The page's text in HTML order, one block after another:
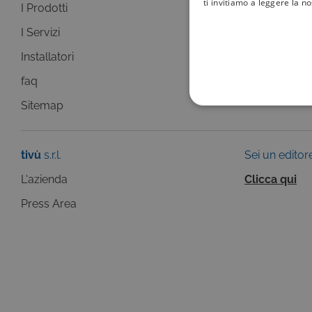
I Prodotti
I Servizi
Installatori
faq
Sitemap
La Guida +
tivù s.r.l.
L'azienda
Press Area
Sei un
Clicca qui
COOKIE
visualizzazione del sito e
selezionati (es. lingua,
loro installazione, ma in